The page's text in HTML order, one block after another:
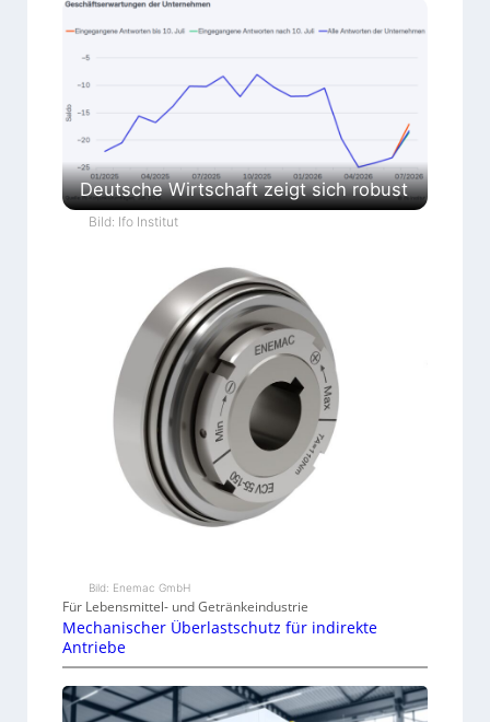
Deutsche Wirtschaft zeigt sich robust
Bild: Ifo Institut
Bild: Enemac GmbH
Für Lebensmittel- und Getränkeindustrie
Mechanischer Überlastschutz für indirekte
Antriebe